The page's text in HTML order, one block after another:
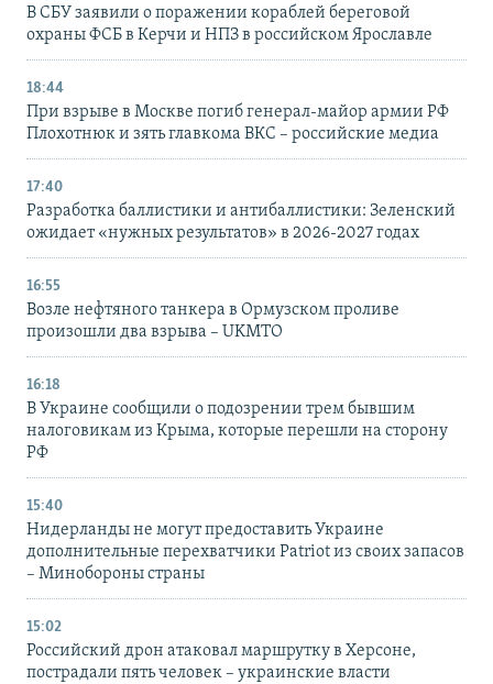
В СБУ заявили о поражении кораблей береговой
охраны ФСБ в Керчи и НПЗ в российском Ярославле
18:44
При взрыве в Москве погиб генерал-майор армии РФ
Плохотнюк и зять главкома ВКС – российские медиа
17:40
Разработка баллистики и антибаллистики: Зеленский
ожидает «нужных результатов» в 2026-2027 годах
16:55
Возле нефтяного танкера в Ормузском проливе
произошли два взрыва – UKMTO
16:18
В Украине сообщили о подозрении трем бывшим
налоговикам из Крыма, которые перешли на сторону
РФ
15:40
Нидерланды не могут предоставить Украине
дополнительные перехватчики Patriot из своих запасов
– Минобороны страны
15:02
Российский дрон атаковал маршрутку в Херсоне,
пострадали пять человек – украинские власти